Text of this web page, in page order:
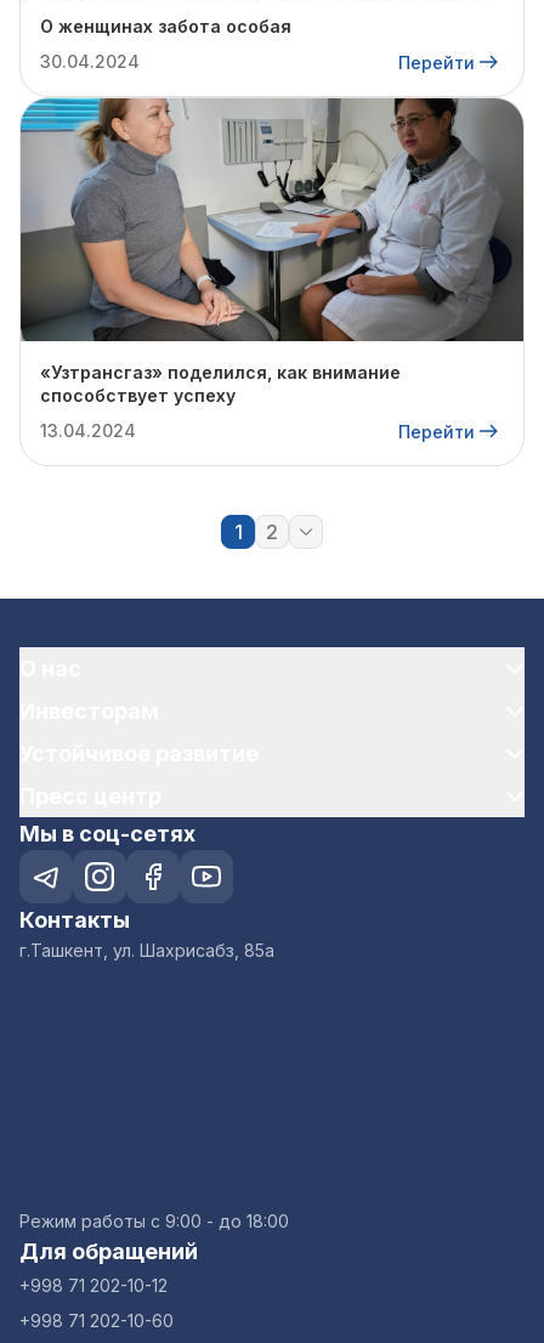
О женщинах забота особая
30.04.2024
Перейти
«Узтрансгаз» поделился, как внимание
способствует успеху
13.04.2024
Перейти
1 2
Мы в соц-сетях
Контакты
г.Ташкент, ул. Шахрисабз, 85а
Режим работы с 9:00 - до 18:00
Для обращений
+998 71 202-10-12
+998 71 202-10-60